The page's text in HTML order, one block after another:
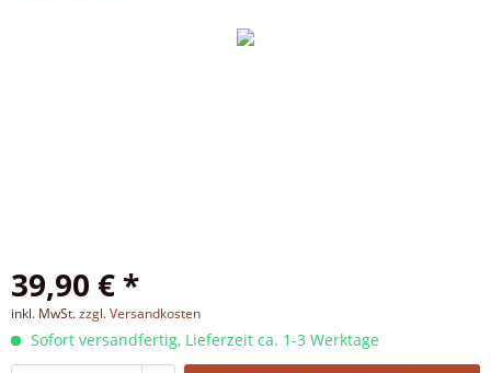
39,90 € *
inkl. MwSt.zzgl. Versandkosten
Sofort versandfertig, Lieferzeit ca. 1-3 Werktage